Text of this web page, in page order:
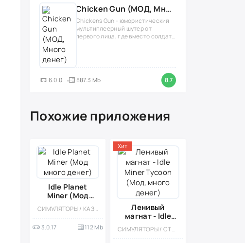
Chicken Gun (МОД, Много денег)
Chickens Gun - юмористический
мультиплеерный шутер от
первого лица, где вместо солдат
6.0.0 887.3 Mb 8.7
Похожие приложения
Idle Planet
Miner (Мод
много денег)СИМУЛЯТОРЫ / КАЗУАЛЬНЫЕ / ОДНОПОЛЬЗОВАТЕЛЬСКИЕ / СТИЛИЗАЦИЯ / ОФЛАЙН / МОД / МАЛЕНЬКАЯ / ВСТРОЕННЫЙ КЕШ / СТРАТЕГИИ / КОСМОС / УПРАВЛЕНИЕ
3.0.17 112 Mb
Ленивый
магнат - Idle
Miner Tycoon
(Мод, много СИМУЛЯТОРЫ / СТРАТЕГИИ / МОД / ЭКОНОМИЧЕСКАЯ СТРАТЕГИЯ / КАЗУАЛЬНЫЕ / ОДНОПОЛЬЗОВАТЕЛЬСКИЕ / ОФЛАЙН / УПРАВЛЕНИЕ / СТИЛИЗАЦИЯ / ВСТРОЕННЫЙ КЕШ
Хит